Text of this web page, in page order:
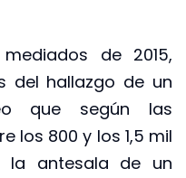
de 2015,
del hallazgo de un
que según las
los 800 y los 1,5 mil
la antesala de un